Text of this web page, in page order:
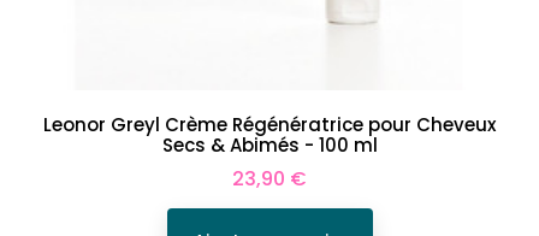
Leonor Greyl Crème Régénératrice pour Cheveux
Secs & Abimés - 100 ml
Prix
23,90 €